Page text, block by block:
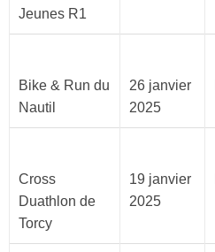
Jeunes R1
Bike & Run du
Nautil
26 janvier
2025
Cross
Duathlon de
Torcy
19 janvier
2025